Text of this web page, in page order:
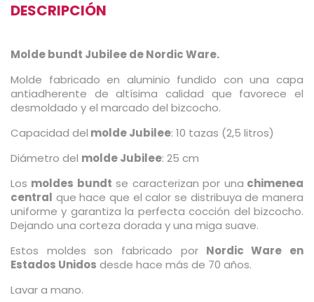
DESCRIPCIÓN
Molde bundt Jubilee de Nordic Ware.
Molde fabricado en aluminio fundido con una capa
antiadherente de altísima calidad que favorece el
desmoldado y el marcado del bizcocho.
Capacidad del molde Jubilee: 10 tazas (2,5 litros)
Diámetro del molde Jubilee: 25 cm
Los moldes bundt se caracterizan por una chimenea
central que hace que el calor se distribuya de manera
uniforme y garantiza la perfecta cocción del bizcocho.
Dejando una corteza dorada y una miga suave.
Estos moldes son fabricado porNordic Ware en
Estados Unidos desde hace más de 70 años.
Lavar a mano.